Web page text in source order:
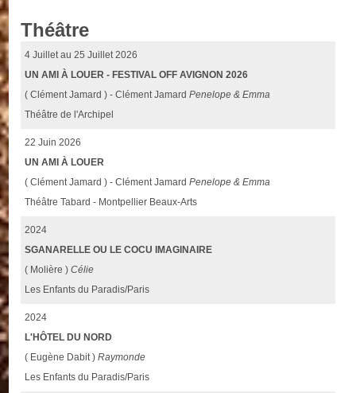
Théâtre
4 Juillet au 25 Juillet 2026
UN AMI À LOUER - FESTIVAL OFF AVIGNON 2026
( Clément Jamard ) - Clément JamardPenelope & Emma
Théâtre de l'Archipel
22 Juin 2026
UN AMI À LOUER
( Clément Jamard ) - Clément JamardPenelope & Emma
Théâtre Tabard - Montpellier Beaux-Arts
2024
SGANARELLE OU LE COCU IMAGINAIRE
( Molière )Célie
Les Enfants du Paradis/Paris
2024
L'HÔTEL DU NORD
( Eugène Dabit )Raymonde
Les Enfants du Paradis/Paris